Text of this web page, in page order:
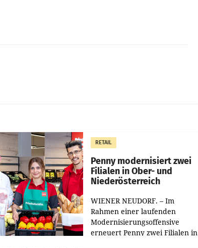
RETAIL
Penny modernisiert zwei
Filialen in Ober- und
Niederösterreich
WIENER NEUDORF. – Im
Rahmen einer laufenden
Modernisierungsoffensive
erneuert Penny zwei Filialen in